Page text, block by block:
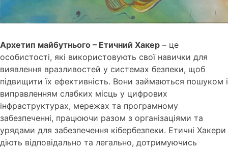
Архетип майбутнього – Етичний Хакер – це
особистості, які використовують свої навички для
виявлення вразливостей у системах безпеки, щоб
підвищити їх ефективність. Вони займаються пошуком і
виправленням слабких місць у цифрових
інфраструктурах, мережах та програмному
забезпеченні, працюючи разом з організаціями та
урядами для забезпечення кібербезпеки. Етичні Хакери
діють відповідально та легально, дотримуючись